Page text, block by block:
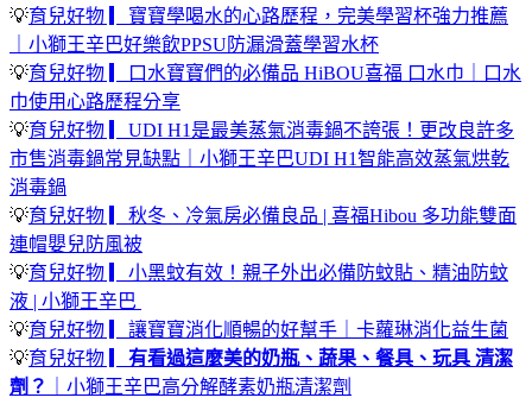
💡育兒好物 ▎寶寶學喝水的心路歷程，完美學習杯強力推薦
｜小獅王辛巴好樂飲PPSU防漏滑蓋學習水杯
💡育兒好物 ▎口水寶寶們的必備品 HiBOU喜福 口水巾｜口水
巾使用心路歷程分享
💡育兒好物 ▎UDI H1是最美蒸氣消毒鍋不誇張！更改良許多
市售消毒鍋常見缺點｜小獅王辛巴UDI H1智能高效蒸氣烘乾
消毒鍋
💡育兒好物 ▎秋冬、冷氣房必備良品 | 喜福Hibou 多功能雙面
連帽嬰兒防風被
💡育兒好物 ▎小黑蚊有效！親子外出必備防蚊貼、精油防蚊
液 | 小獅王辛巴
💡育兒好物 ▎讓寶寶消化順暢的好幫手｜卡蘿琳消化益生菌
💡育兒好物 ▎ 有看過這麼美的奶瓶、蔬果、餐具、玩具 清潔
劑？
｜小獅王辛巴高分解酵素奶瓶清潔劑